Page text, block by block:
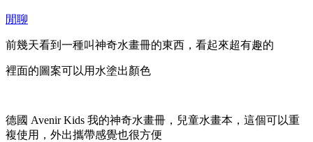
閒聊
前幾天看到一種叫神奇水畫冊的東西，看起來超有趣的
裡面的圖案可以用水塗出顏色
德國 Avenir Kids 我的神奇水畫冊，兒童水畫本，這個可以重
複使用，外出攜帶感覺也很方便